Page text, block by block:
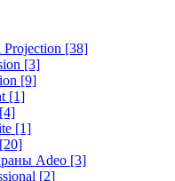
[38]
[3]
[9]
[1]
[4]
[1]
[20]
Adeo [3]
[2]